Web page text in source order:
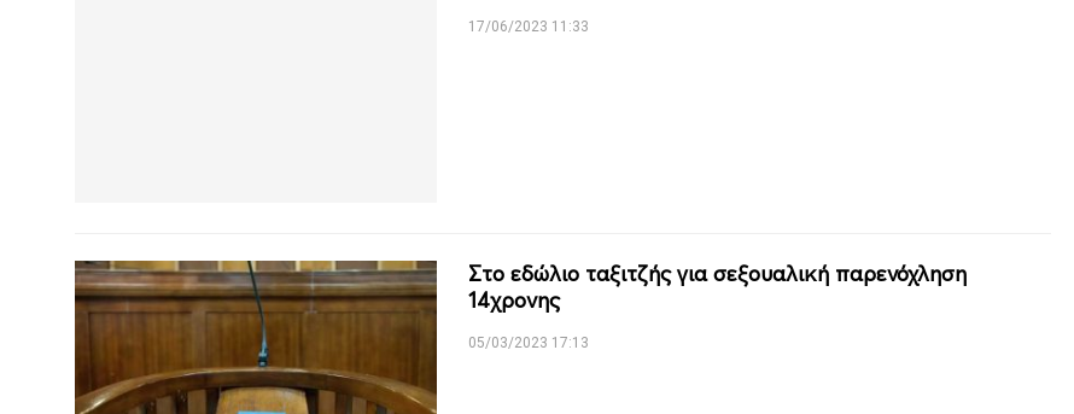
17/06/2023 11:33
Στο εδώλιο ταξιτζής για σεξουαλική παρενόχληση
14χρονης
05/03/2023 17:13